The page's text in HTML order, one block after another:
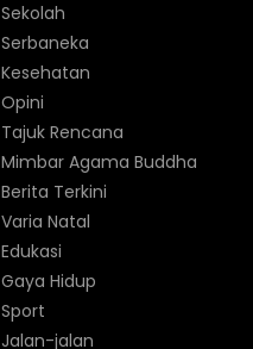
Sekolah
Serbaneka
Kesehatan
Opini
Tajuk Rencana
Mimbar Agama Buddha
Berita Terkini
Varia Natal
Edukasi
Gaya Hidup
Sport
Jalan-jalan